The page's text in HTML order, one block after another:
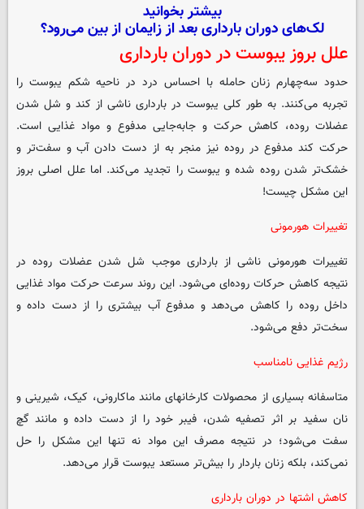
بیشتر بخوانید
لک‌های دوران بارداری بعد از زایمان از بین می‌رود؟
علل بروز یبوست در دوران بارداری
حدود سه‌چهارم زنان حامله با احساس درد در ناحیه شکم یبوست را
تجربه می‌کنند. به طور کلی یبوست در بارداری ناشی از کند و شل شدن
عضلات روده، کاهش حرکت و جابه‌جایی مدفوع و مواد غذایی است.
حرکت کند مدفوع در روده نیز منجر به از دست دادن آب و سفت‌تر و
خشک‌تر شدن روده شده و یبوست را تجدید می‌کند. اما علل اصلی بروز
این مشکل چیست!
تغییرات هورمونی
تغییرات هورمونی ناشی از بارداری موجب شل شدن عضلات روده در
نتیجه کاهش حرکات روده‌ای می‌شود. این روند سرعت حرکت مواد غذایی
داخل روده را کاهش می‌دهد و مدفوع آب بیشتری را از دست داده و
سخت‌تر دفع می‌شود.
رژیم غذایی نامناسب
متاسفانه بسیاری از محصولات کارخانه‎ای مانند ماکارونی، کیک، شیرینی و
نان سفید بر اثر تصفیه شدن، فیبر خود را از دست داده و مانند گچ
سفت می‌شود؛ در نتیجه مصرف این مواد نه تنها این مشکل را حل
نمی‌کند، بلکه زنان باردار را بیش‌تر مستعد یبوست قرار می‌دهد.
کاهش اشتها در دوران بارداری